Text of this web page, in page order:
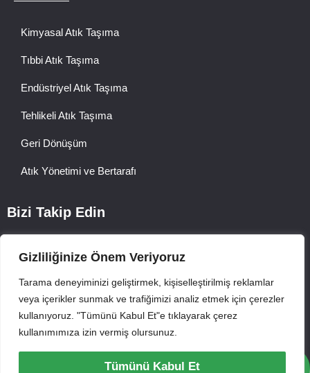
Gizliliğinize Önem Veriyoruz
Tarama deneyiminizi geliştirmek, kişiselleştirilmiş reklamlar
veya içerikler sunmak ve trafiğimizi analiz etmek için çerezler
kullanıyoruz. "Tümünü Kabul Et"e tıklayarak çerez
kullanımımıza izin vermiş olursunuz.
Tümünü Kabul Et
Kimyasal Atık Taşıma
Tıbbi Atık Taşıma
Endüstriyel Atık Taşıma
Tehlikeli Atık Taşıma
Geri Dönüşüm
Atık Yönetimi ve Bertarafı
Bizi Takip Edin
©2025 Asya Atık Taşıma. Tüm hakları saklıdır.
Çerezler